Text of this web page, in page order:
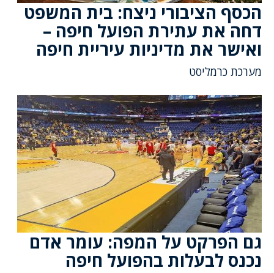
הכסף הציבורי ניצח: בית המשפט
דחה את עתירת הפועל חיפה –
ואישר את מדיניות עיריית חיפה
מערכת כרמליסט
גם הפרקט על המפה: עומר אדם
נכנס לבעלות בהפועל חיפה